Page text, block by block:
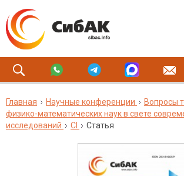
Главная Научные конференции
Вопросы
физико-математических наук в свете
исследований
CI Статья